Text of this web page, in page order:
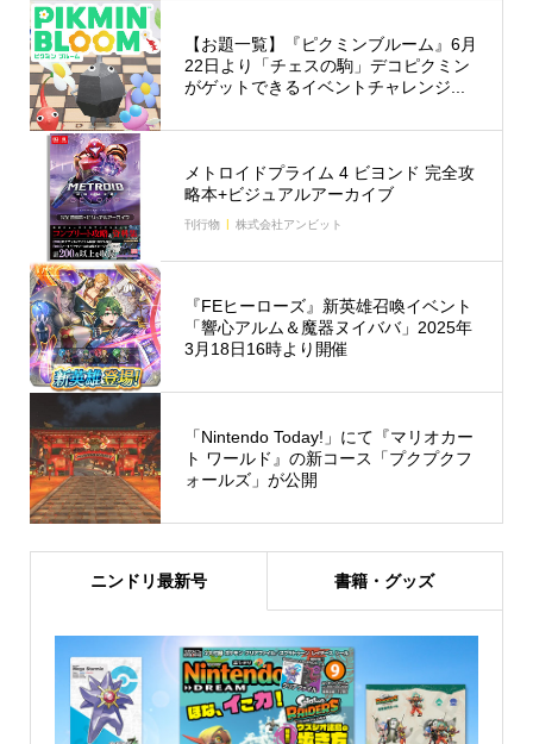
【お題一覧】『ピクミンブルーム』6月
22日より「チェスの駒」デコピクミン
がゲットできるイベントチャレンジ...
メトロイドプライム 4 ビヨンド 完全攻
略本+ビジュアルアーカイブ
刊行物 株式会社アンビット
『FEヒーローズ』新英雄召喚イベント
「響心アルム＆魔器ヌイババ」2025年
3月18日16時より開催
「Nintendo Today!」にて『マリオカー
ト ワールド』の新コース「プクプクフ
ォールズ」が公開
ニンドリ最新号 書籍・グッズ